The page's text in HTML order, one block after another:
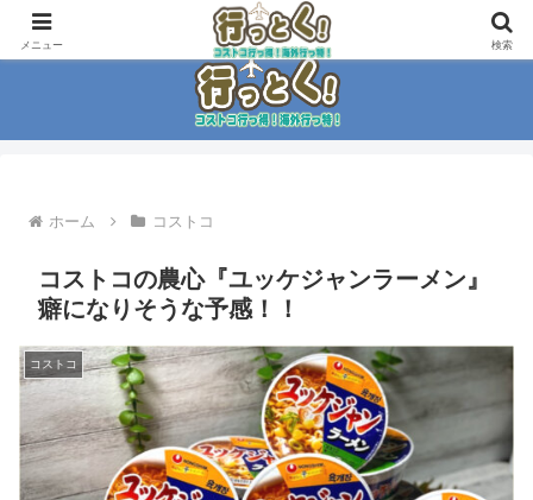
コストコ大好き家族がイチ押商品紹介！！
ホーム コストコ
コストコの農心『ユッケジャンラーメン』
癖になりそうな予感！！
コストコ
メニュー 検索